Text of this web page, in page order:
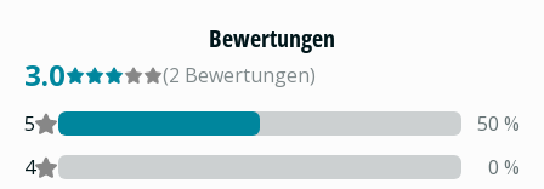
Bewertungen
3.0 (2 Bewertungen)
5
50 %
4
0 %